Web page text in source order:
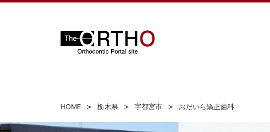
HOME 栃木県 宇都宮市 おだいら矯正歯科